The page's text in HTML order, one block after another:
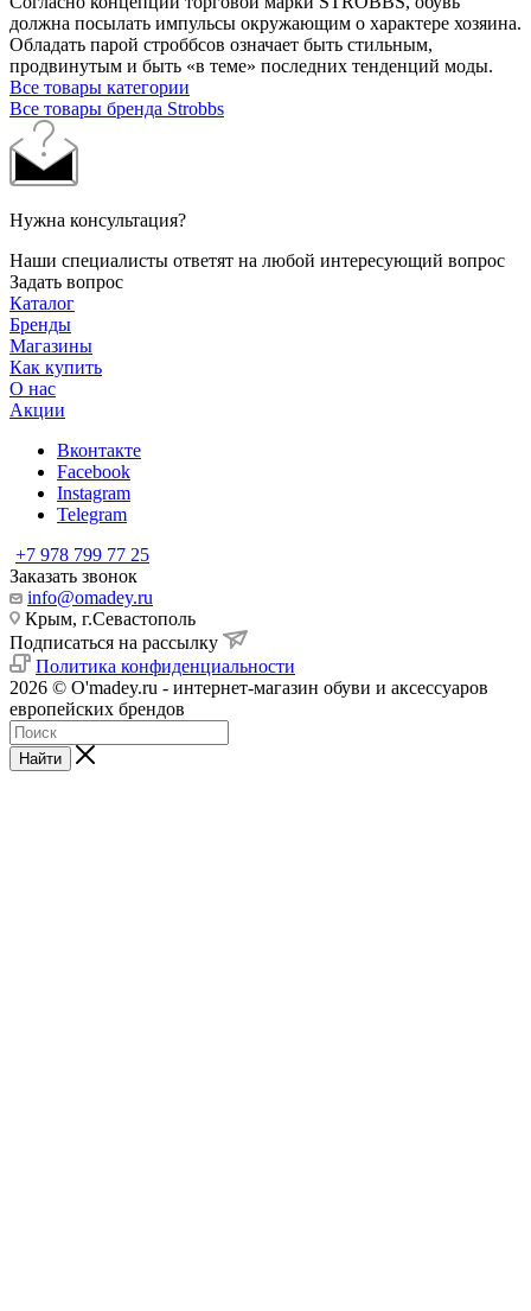
должна посылать импульсы окружающим о характере хозяина.
Обладать парой строббсов означает быть стильным,
продвинутым и быть «в теме» последних тенденций моды.
Все товары категории
Все товары бренда Strobbs
Нужна консультация?
Наши специалисты ответят на любой интересующий вопрос
Задать вопрос
Каталог
Бренды
Магазины
Как купить
О нас
Акции
Вконтакте
Facebook
Instagram
Telegram
+7 978 799 77 25
Заказать звонок
info@omadey.ru
Крым, г.Севастополь
Подписаться на рассылку
Политика конфиденциальности
2026 © O'madey.ru - интернет-магазин обуви и аксессуаров
европейских брендов
Найти